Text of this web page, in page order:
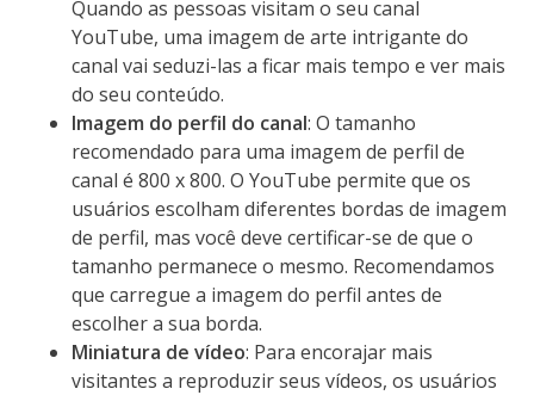
Quando as pessoas visitam o seu canal
YouTube, uma imagem de arte intrigante do
canal vai seduzi-las a ficar mais tempo e ver mais
do seu conteúdo.
Imagem do perfil do canal: O tamanho
recomendado para uma imagem de perfil de
canal é 800 x 800. O YouTube permite que os
usuários escolham diferentes bordas de imagem
de perfil, mas você deve certificar-se de que o
tamanho permanece o mesmo. Recomendamos
que carregue a imagem do perfil antes de
escolher a sua borda.
Miniatura de vídeo: Para encorajar mais
visitantes a reproduzir seus vídeos, os usuários